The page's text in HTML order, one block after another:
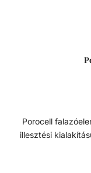
Porocell falazóelemek A Porocell medencék
illesztési